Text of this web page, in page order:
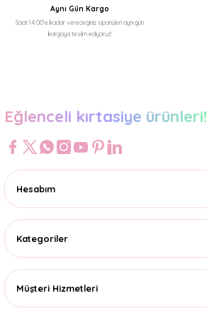
Aynı Gün Kargo
Saat 14:00'e kadar vereceğiniz siparişleri aynı gün
kargoya teslim ediyoruz!
Eğlenceli kırtasiye ürünleri!
Hesabım
Kategoriler
Müşteri Hizmetleri